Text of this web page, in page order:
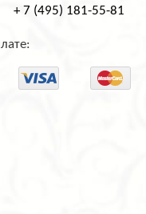
+ 7 (495) 181-55-81